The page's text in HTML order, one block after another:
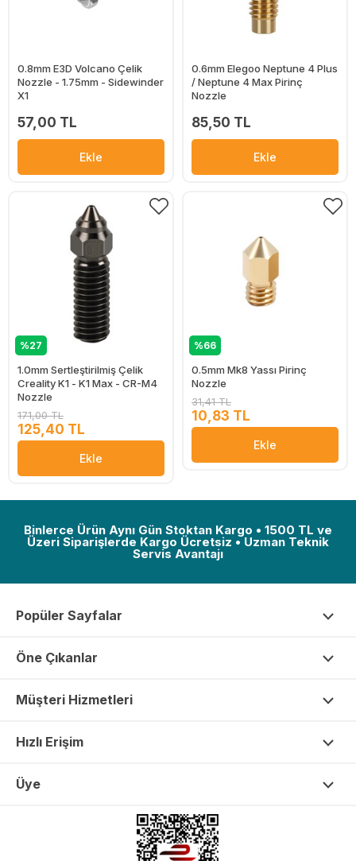
0.8mm E3D Volcano Çelik
Nozzle - 1.75mm - Sidewinder
X1
57,00 TL
Ekle
0.6mm Elegoo Neptune 4 Plus
/ Neptune 4 Max Pirinç
Nozzle
85,50 TL
Ekle
%27
1.0mm Sertleştirilmiş Çelik
Creality K1 - K1 Max - CR-M4
Nozzle
171,00 TL
125,40 TL
Ekle
%66
0.5mm Mk8 Yassı Pirinç
Nozzle
31,41 TL
10,83 TL
Ekle
Binlerce Ürün Aynı Gün Stoktan Kargo • 1500 TL ve
Üzeri Siparişlerde Kargo Ücretsiz • Uzman Teknik
Servis Avantajı
Popüler Sayfalar
Öne Çıkanlar
Müşteri Hizmetleri
Hızlı Erişim
Üye